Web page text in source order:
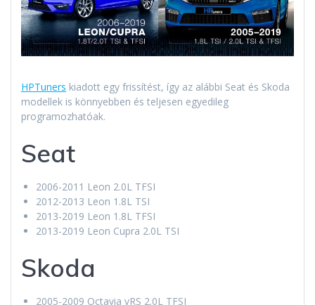
HPTuners kiadott egy frissítést, így az alábbi Seat és Skoda
modellek is könnyebben és teljesen egyedileg
programozhatóak.
Seat
2006-2011 Leon 2.0L TFSI
2012-2013 Leon 1.8L TSI
2013-2019 Leon 1.8L TFSI
2013-2019 Leon Cupra 2.0L TSI
Skoda
2005-2009 Octavia vRS 2.0L TFSI